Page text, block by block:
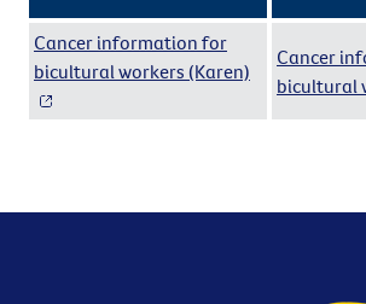
Cancer information for
bicultural workers (Karen)
Cancer
bicultural